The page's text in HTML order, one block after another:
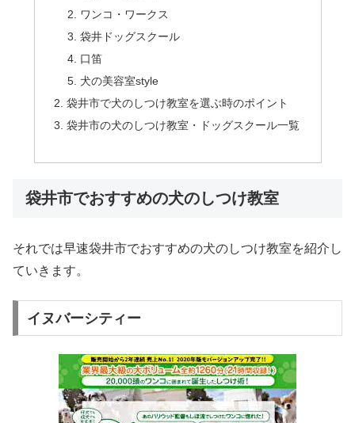
ワンコ・ワークス
袋井ドッグスクール
口笛
犬の美容室style
袋井市で犬のしつけ教室を選ぶ時のポイント
袋井市の犬のしつけ教室・ドッグスクール一覧
袋井市でおすすめの犬のしつけ教室
それでは早速袋井市でおすすめの犬のしつけ教室を紹介し
ていきます。
イヌバーシティー